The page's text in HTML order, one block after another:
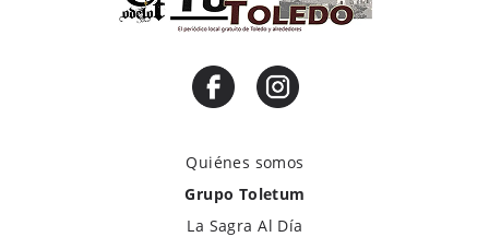
Quiénes somos
Grupo Toletum
La Sagra Al Día